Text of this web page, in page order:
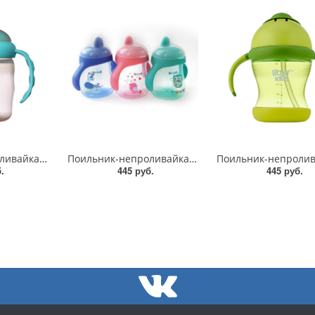
Поильник-непроливайка "Dreams" 230 мл/Uviton/0612
Поильник-непроливайка с ручками и твердым носиком Uviton/0088
445 руб.
445 руб.